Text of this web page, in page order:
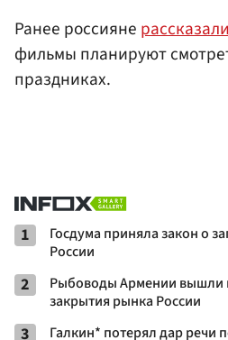
Ранее россияне
фильмы планируют
праздниках.
1
Госдума приняла закон о
России
2
Рыбоводы Армении вышли
закрытия рынка России
3
Галкин* потерял дар речи